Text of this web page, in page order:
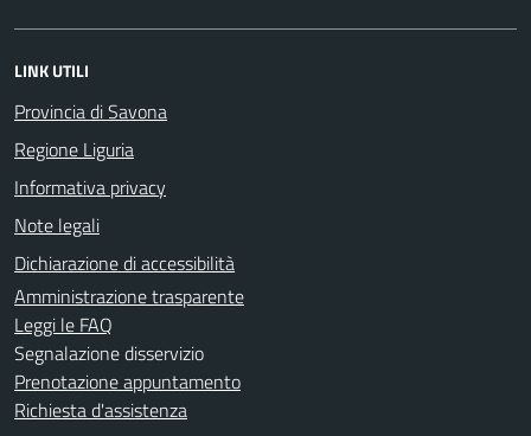
LINK UTILI
Provincia di Savona
Regione Liguria
Informativa privacy
Note legali
Dichiarazione di accessibilità
Amministrazione trasparente
Leggi le FAQ
Segnalazione disservizio
Prenotazione appuntamento
Richiesta d'assistenza